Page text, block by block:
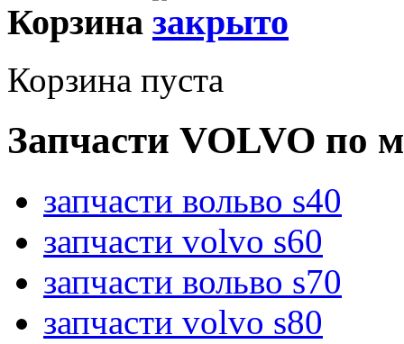
Корзина
Корзина пуста
Запчасти VOLVO по
запчасти вольво s40
запчасти volvo s60
запчасти вольво s70
запчасти volvo s80